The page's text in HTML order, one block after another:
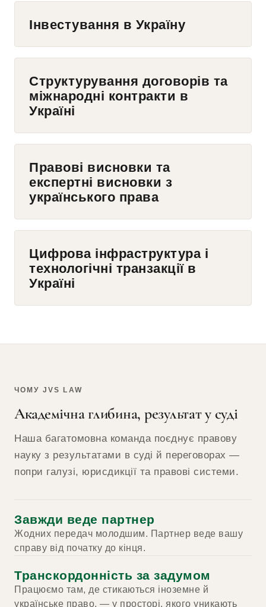
Інвестування в Україну
Структурування договорів та
міжнародні контракти в
Україні
Правові висновки та
експертні висновки з
українського права
Цифрова інфраструктура і
технологічні транзакції в
Україні
ЧОМУ JVS LAW
Академічна глибина, результат у суді
Наша багатомовна команда поєднує правову
науку з результатами в суді й переговорах —
попри галузі, юрисдикції та правові системи.
Завжди веде партнер
Жодних передач молодшим. Партнер веде вашу
справу від початку до кінця.
Транскордонність за задумом
Працюємо там, де стикаються іноземне й
українське право, — у просторі, якого уникають